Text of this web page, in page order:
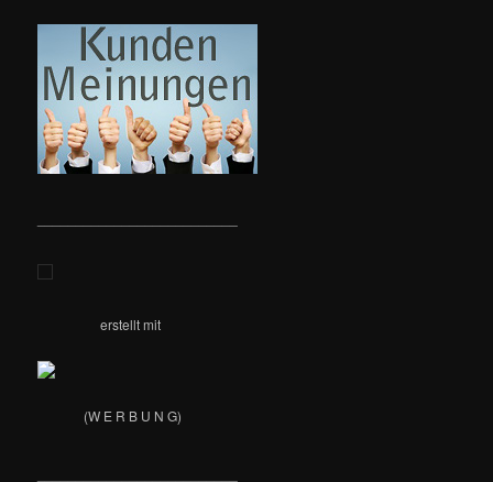
erstellt mit
(W E R B U N G)